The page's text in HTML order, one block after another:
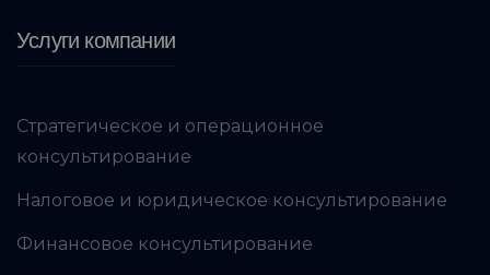
Услуги компании
Стратегическое и операционное
консультирование
Налоговое и юридическое консультирование
Финансовое консультирование